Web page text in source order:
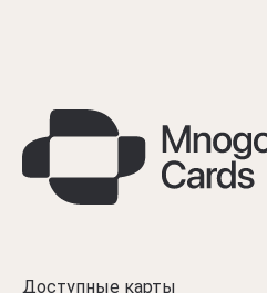
Доступные карты